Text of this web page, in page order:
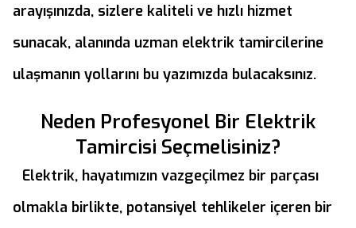
arayışınızda, sizlere kaliteli ve hızlı hizmet
sunacak, alanında uzman elektrik tamircilerine
ulaşmanın yollarını bu yazımızda bulacaksınız.
Neden Profesyonel Bir Elektrik
Tamircisi Seçmelisiniz?
Elektrik, hayatımızın vazgeçilmez bir parçası
olmakla birlikte, potansiyel tehlikeler içeren bir